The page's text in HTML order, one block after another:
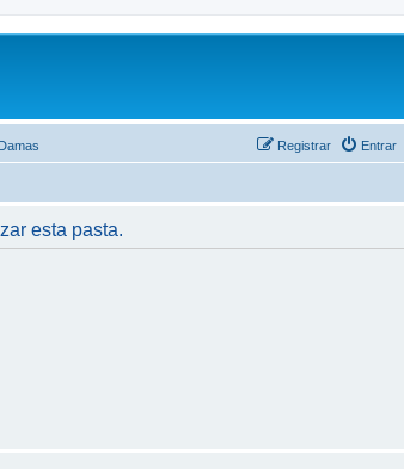
Entrar
Registrar
esta pasta.